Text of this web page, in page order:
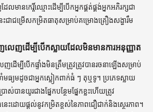
មានកេរ្តិ៍ឈ្មោះដើម្បីបើកអ្នកផ្គត់ផ្គង់អ្នកអភិរក្សជា
ាជម្រើសកម្រិតធាតុសម្រាប់គម្រោងគ្រឿងសង្ហារឹម
ញលេញដើម្បីបើកស្លាយដែលមិនមានការអនុញ្ញាត
ញដើម្បីបើកផ្ទាំងមិនត្រឹមត្រូវត្រូវបានរចនាឡើងសម្រាប់
ធ្យមដូចជាអ្នកស្លៀកពាក់ធំ ៗ តុឬទូ។ ប្រភេទស្លាយ
ាស់បានយូរជាងផ្នែកបន្ថែមផ្នែកខ្លះហើយត្រូវ
ះដោយផ្តល់នូវកម្រិតខ្ពស់នៃភាពជឿជាក់និងស្ថេរភាព។